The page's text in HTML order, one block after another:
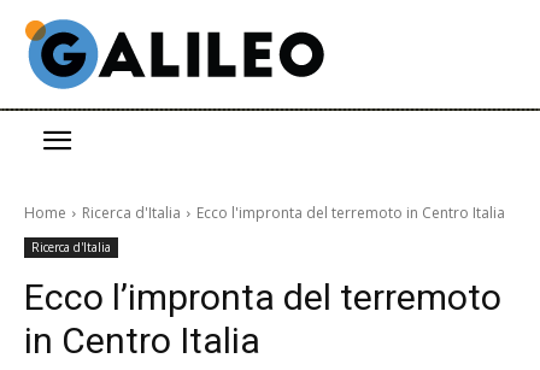
Home Ricerca d'Italia Ecco l'impronta del terremoto in Centro Italia
Ricerca d'Italia
Ecco l’impronta del terremoto
in Centro Italia